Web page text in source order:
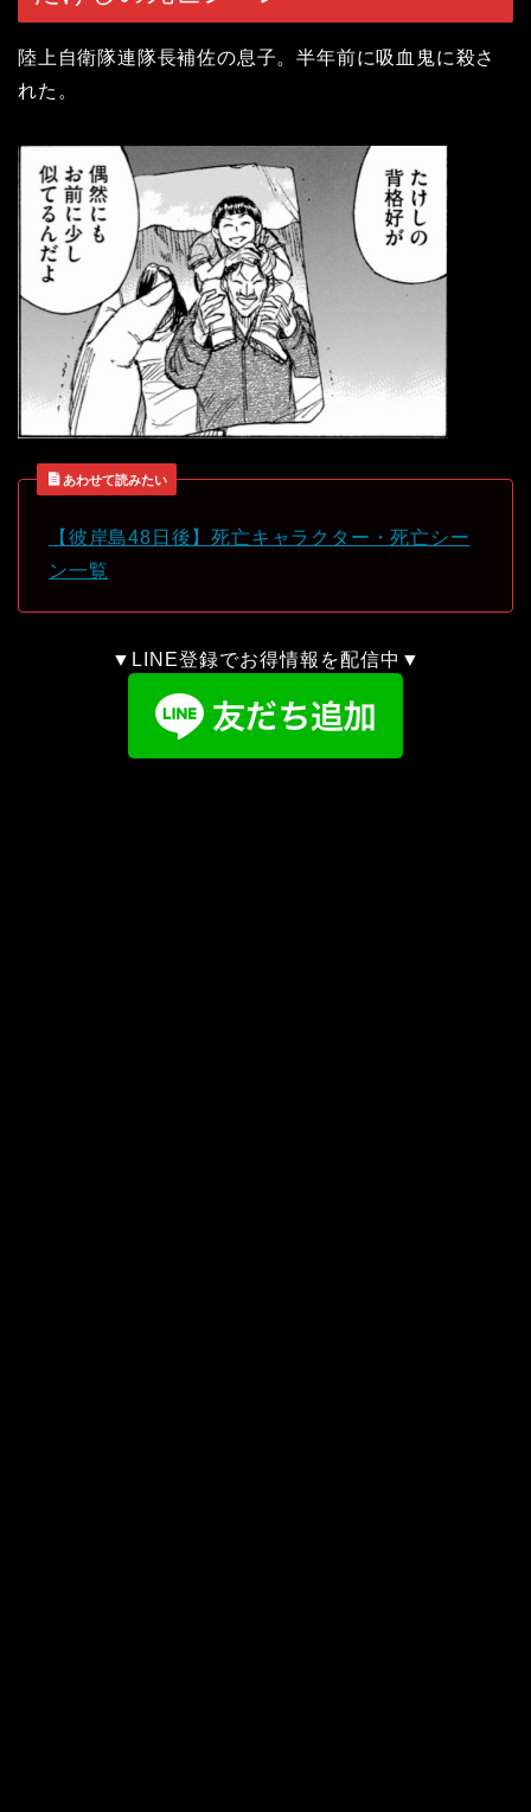
陸上自衛隊連隊長補佐の息子。半年前に吸血鬼に殺さ
れた。
あわせて読みたい
【彼岸島48日後】死亡キャラクター・死亡シー
ン一覧
▼LINE登録でお得情報を配信中▼